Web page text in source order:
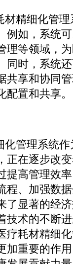
精细化管理
例如，系统
理等领域，
同时，系统
共享和协同
配置和共享。
管理系统作
正在逐步改
提高管理效
程、加强数据
了显著的经
技术的不断
疗耗材精细
加重要的作